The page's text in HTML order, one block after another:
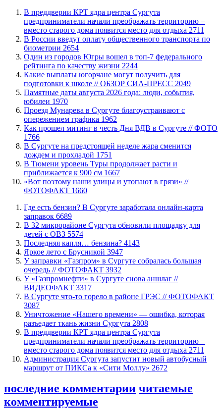
​В преддверии КРТ ядра центра Сургута
предприниматели начали преображать территорию −
вместо старого дома появится место для отдыха 2711
В России введут оплату общественного транспорта по
биометрии 2654
Один из городов Югры вошел в топ-7 федерального
рейтинга по качеству жизни 2244
Какие выплаты югорчане могут получить для
подготовки к школе // ОБЗОР СИА-ПРЕСС 2049
​Памятные даты августа 2026 года: люди, события,
юбилеи 1970
​Проезд Мунарева в Сургуте благоустраивают с
опережением графика 1962
Как прошел митинг в честь Дня ВДВ в Сургуте // ФОТО
1766
В Сургуте на предстоящей неделе жара сменится
дождем и прохладой 1751
В Тюмени уровень Туры продолжает расти и
приближается к 900 см 1667
«Вот поэтому наши улицы и утопают в грязи» //
ФОТОФАКТ 1660
​Где есть бензин? В Сургуте заработала онлайн-карта
заправок 6689
В 32 микрорайоне Сургута обновили площадку для
детей с ОВЗ 5574
​Последняя капля… бензина? 4143
Яркое лето с Брусникой 3947
​У заправки «Газпром» в Сургуте собралась большая
очередь // ФОТОФАКТ 3932
У «Газпромнефти» в Сургуте снова аншлаг //
ВИДЕОФАКТ 3317
​В Сургуте что-то горело в районе ГРЭС // ФОТОФАКТ
3087
​Уничтожение «Нашего времени» — ошибка, которая
разъедает ткань жизни Сургута 2808
​В преддверии КРТ ядра центра Сургута
предприниматели начали преображать территорию −
вместо старого дома появится место для отдыха 2711
​Администрация Сургута запустит новый автобусный
маршрут от ПИКСа к «Сити Моллу» 2672
последние комментарии читаемые
комментируемые